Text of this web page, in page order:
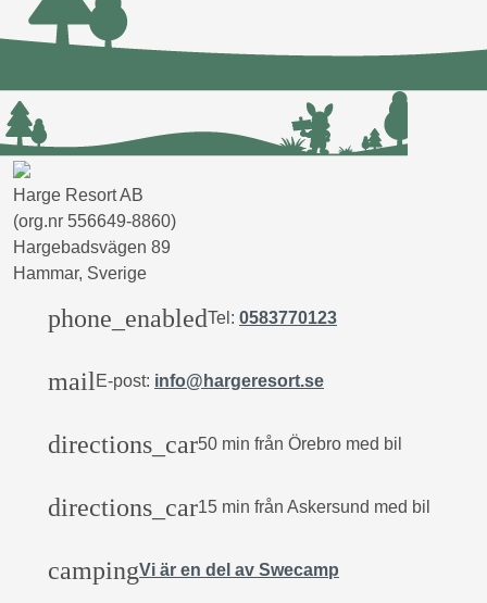
Harge Resort AB
(org.nr 556649-8860)
Hargebadsvägen 89
Hammar, Sverige
phone_enabledTel: 0583770123
mail E-post: info@hargeresort.se
directions_car50 min från Örebro med bil
directions_car15 min från Askersund med bil
campingVi är en del av Swecamp